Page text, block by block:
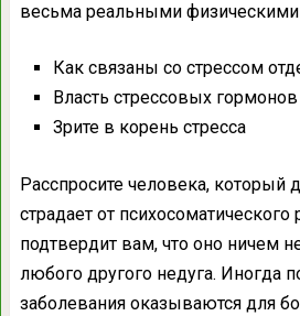
весьма реальными физическими
Как связаны со стрессом
Власть стрессовых гормонов
Зрите в корень стресса
Расспросите человека, который
страдает от психосоматического
подтвердит вам, что оно ничем
любого другого недуга. Иногда
заболевания оказываются для